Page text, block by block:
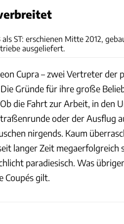
als ST: erschienen Mitte 2012,
ausgeliefert.
Cupra – zwei Vertreter der
Gründe für ihre große
die Fahrt zur Arbeit, in den
oder der Ausflug
nirgends. Kaum
langer Zeit
paradiesisch. Was
Coupés gilt.